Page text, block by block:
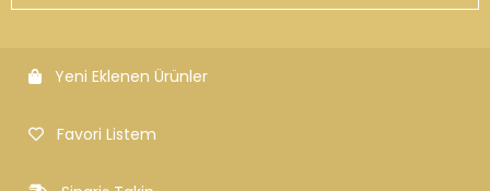
Yeni Eklenen Ürünler
Favori Listem